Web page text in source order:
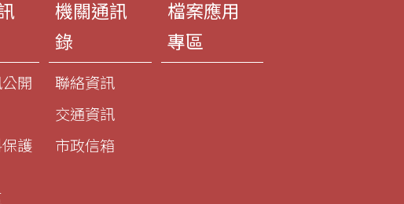
開
護
機關通訊
錄
聯絡資訊
交通資訊
市政信箱
檔案應用
專區